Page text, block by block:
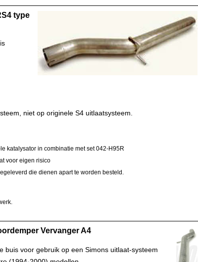
type
niet op originele S4 uitlaatsysteem.
katalysator in combinatie met set 042-H95R
voor eigen risico
die dienen apart te worden besteld.
Vervanger A4
buis voor gebruik op een Simons uitlaat-systeem